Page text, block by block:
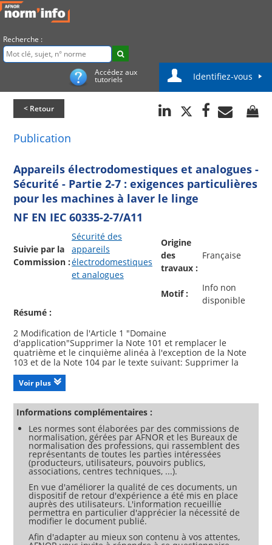
Recherche :
Accédez aux
tutoriels Identifiez-vous
< Retour
Publication
Appareils électrodomestiques et analogues -
Sécurité - Partie 2-7 : exigences particulières
pour les machines à laver le linge
NF EN IEC 60335-2-7/A11
Suivie par la
Commission :
Sécurité des
appareils
électrodomestiques
et analogues
Origine
des
travaux :
Française
Motif :
Info non
disponible
Résumé :
2 Modification de l'Article 1 "Domaine
d'application"Supprimer la Note 101 et remplacer le
quatrième et le cinquième alinéa à l'exception de la Note
103 et de la Note 104 par le texte suivant: Supprimer la
appareils non destinés..." jusqu'à "- de l'utilisation de
l'appareil comme jouet par des enfants" par le texte
suivant: Les appareils destinés à être utilisés par des
usagers non avertis pour l'entretien ménager courant
normal dans des magasins et autres locaux, relèvent du
domaine d'application du présent document.NOTE Z101 A
titre d'exemples d'appareils pour environnement
domestique, on peut citer les appareils pour les fonctions
ménagères habituelles utilisés dans l'environnement
domestique, susceptibles d'être également utilisés par des
personnes non averties pour des fonctions ménagères
habituelles:-dans les magasins et dans d'autres
environnements de travail analogues;-dans les fermes;-par
les clients des hôtels, motels et autres environnements à
caractère résidentiel;-dans les environnements de type
chambres d'hôtes. NOTE Z102 L'environnement domestique
comprend l'habitation et ses bâtiments associés, le jardin,
Voir plus
Informations complémentaires :
Les normes sont élaborées par des commissions de
normalisation, gérées par AFNOR et les Bureaux de
normalisation des professions, qui rassemblent des
représentants de toutes les parties intéressées
(producteurs, utilisateurs, pouvoirs publics,
associations, centres techniques, ...).
En vue d'améliorer la qualité de ces documents, un
dispositif de retour d'expérience a été mis en place
auprès des utilisateurs. L'information recueillie
permettra en particulier d'apprécier la nécessité de
modifier le document publié.
Afin d'adapter au mieux son contenu à vos attentes,